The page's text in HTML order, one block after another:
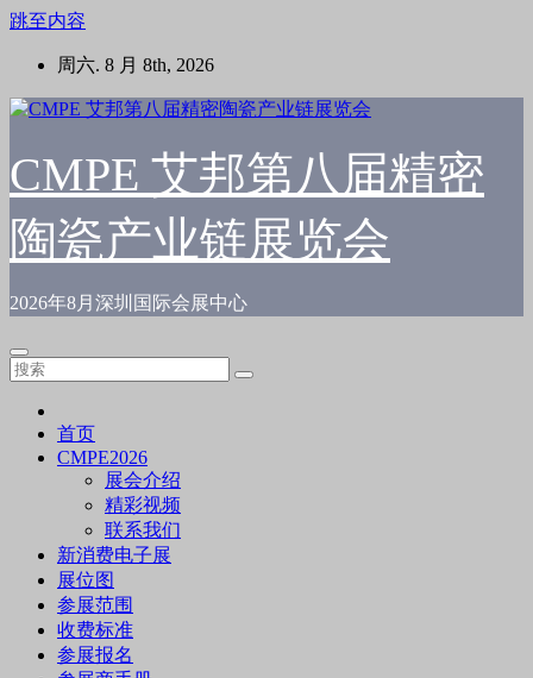
跳至内容
周六. 8 月 8th, 2026
CMPE 艾邦第八届精密
陶瓷产业链展览会
2026年8月深圳国际会展中心
首页
CMPE2026
展会介绍
精彩视频
联系我们
新消费电子展
展位图
参展范围
收费标准
参展报名